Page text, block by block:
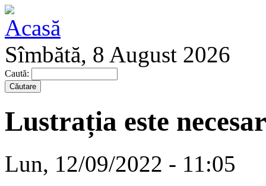
Sîmbătă, 8 August 2026
Caută:
Lustrația este
Lun, 12/09/2022 - 11:05